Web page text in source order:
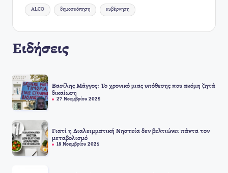
Ετικέτες:
ALCO δημοσκόπηση κυβέρνηση
Ειδήσεις
Βασίλης Μάγγος: Το χρονικό μιας υπόθεσης που ακόμη ζητά
δικαίωση
27 Νοεμβρίου 2025
Γιατί η Διαλειμματική Νηστεία δεν βελτιώνει πάντα τον
μεταβολισμό
18 Νοεμβρίου 2025